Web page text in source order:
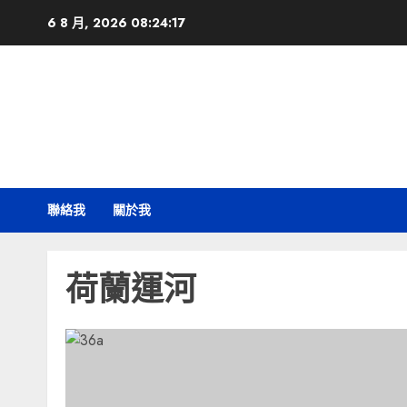
6 8 月, 2026 08:24:18
聯絡我 關於我
荷蘭運河